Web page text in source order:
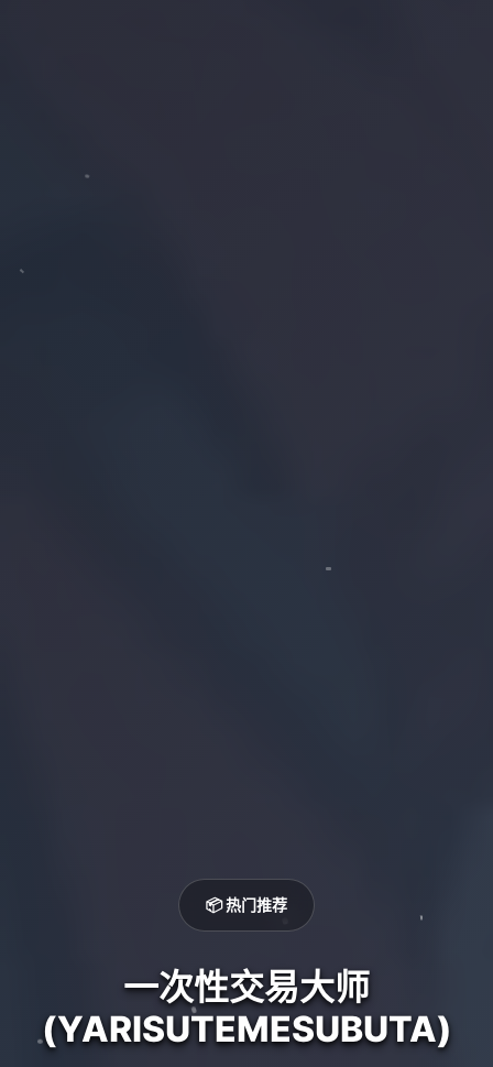
📦 热门推荐
一次性交易大师
(YARISUTEMESUBUTA)